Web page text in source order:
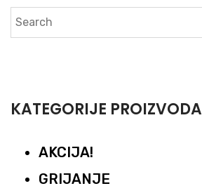
KATEGORIJE PROIZVODA
AKCIJA!
GRIJANJE